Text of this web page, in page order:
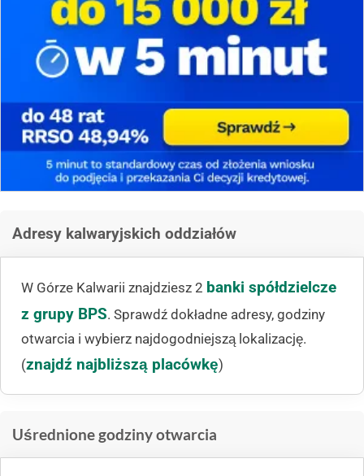
Adresy kalwaryjskich oddziałów
W Górze Kalwarii znajdziesz 2 banki spółdzielcze
z grupy BPS. Sprawdź dokładne adresy, godziny
otwarcia i wybierz najdogodniejszą lokalizację.
(znajdź najbliższą placówkę)
Uśrednione godziny otwarcia